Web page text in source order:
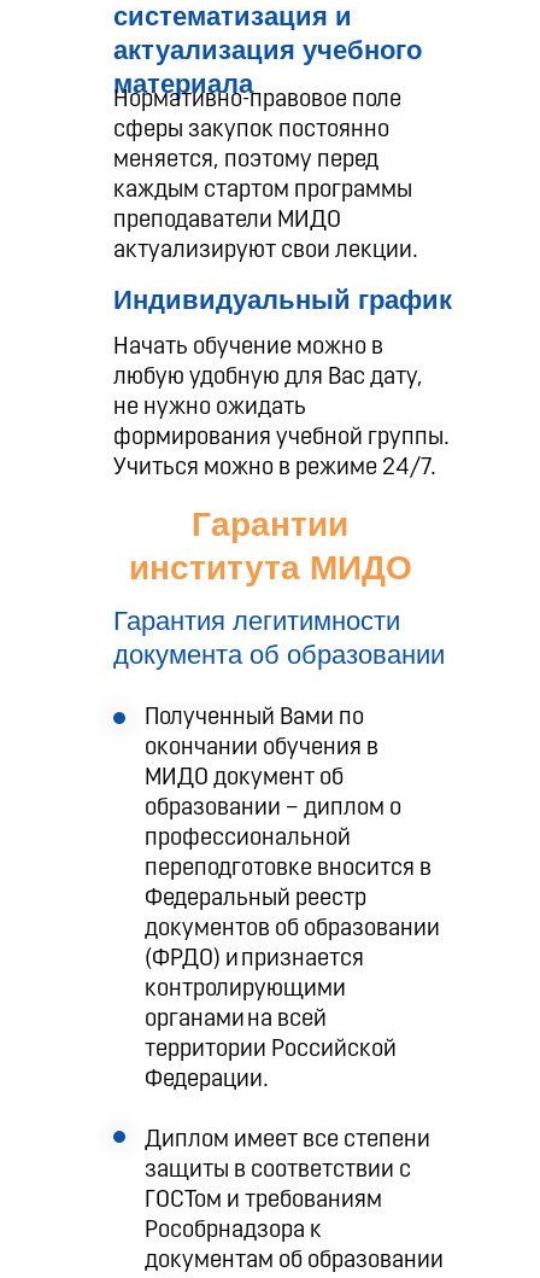
систематизация и
актуализация учебного
материала
Нормативно-правовое поле
сферы закупок постоянно
меняется, поэтому перед
каждым стартом программы
преподаватели МИДО
актуализируют свои лекции.
Индивидуальный график
Начать обучение можно в
любую удобную для Вас дату,
не нужно ожидать
формирования учебной группы.
Учиться можно в режиме 24/7.
Гарантии
института МИДО
Полученный Вами по
окончании обучения в
МИДО документ об
образовании – диплом о
профессиональной
переподготовке вносится в
Федеральный реестр
документов об образовании
(ФРДО) и признается
контролирующими
органами на всей
территории Российской
Федерации.
Диплом имеет все степени
защиты в соответствии с
ГОСТом и требованиям
Рособрнадзора к
документам об образовании
Гарантия легитимности
документа об образовании